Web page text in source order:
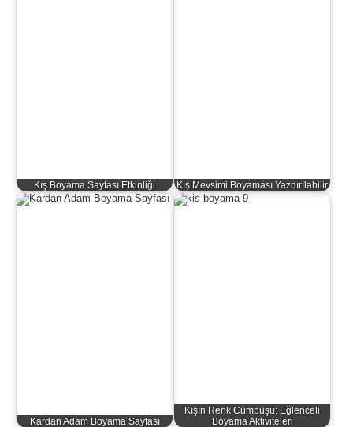
Kış Boyama Sayfası Etkinliği Kış Mevsimi Boyaması Yazdırılabilir
Kardan Adam Boyama Sayfası
Kışın Renk Cümbüşü: Eğlenceli
Boyama Aktiviteleri